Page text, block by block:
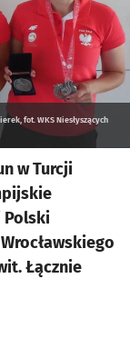
fot. WKS Niesłyszących
w Turcji
Polski
Łącznie